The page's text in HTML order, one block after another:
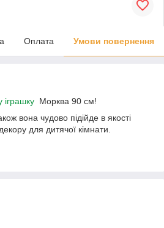
Оплата Умови повернення
іграшку Морква 90 см!
вона чудово підійде в якості
для дитячої кімнати.